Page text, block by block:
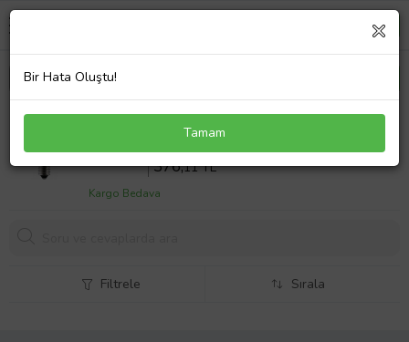
Boyser Electrolux EHGL4WE Fırın Lambası 15W -
Sepette %10 İndirim
376,11 TL
Kargo Bedava
Filtrele Sırala
Bir Hata Oluştu!
Tamam